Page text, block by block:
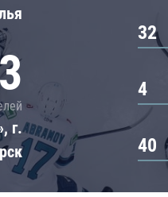
г.
32
4
40